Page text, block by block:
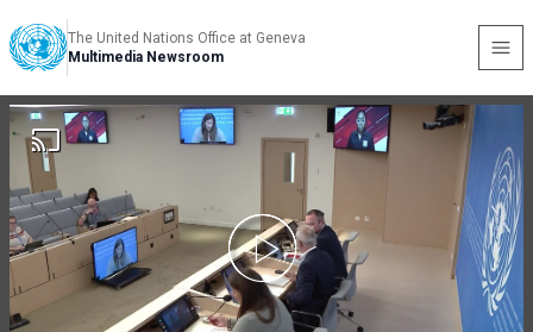
The United Nations Office at Geneva
Multimedia Newsroom